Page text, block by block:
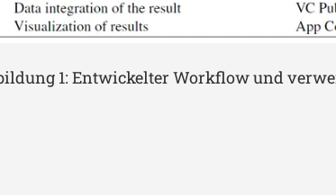
1: Entwickelter Workflow und